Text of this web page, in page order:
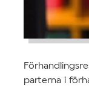
parterna i